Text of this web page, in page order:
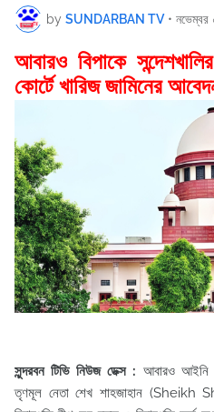
by SUNDARBAN TV •
আবারও বিপাকে
কোর্টে খারিজ জামিনের
সুন্দরবন টিভি নিউজ ডেক্স : আবারও আইনি
তৃণমূল নেতা শেখ শাহজাহান (Sheikh